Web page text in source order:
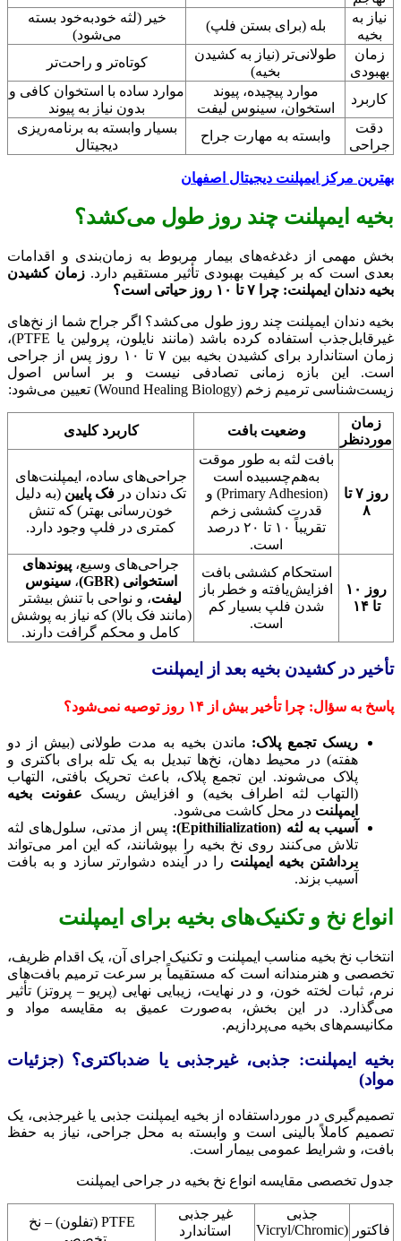
نیاز به
بخیه
بله (برای بستن فلپ)
خیر (لثه خودبه‌خود بسته
می‌شود)
زمان
بهبودی
طولانی‌تر (نیاز به کشیدن
بخیه)
کوتاه‌تر و راحت‌تر
کاربرد
موارد پیچیده، پیوند
استخوان، سینوس لیفت
موارد ساده با استخوان کافی و
بدون نیاز به پیوند
دقت
جراحی
وابسته به مهارت جراح
بسیار وابسته به برنامه‌ریزی
دیجیتال
بهترین مرکز ایمپلنت دیجیتال اصفهان
بخیه ایمپلنت چند روز طول می‌کشد؟
بخش مهمی از دغدغه‌های بیمار مربوط به زمان‌بندی و اقدامات
بعدی است که بر کیفیت بهبودی تأثیر مستقیم دارد. زمان کشیدن
بخیه دندان ایمپلنت: چرا ۷ تا ۱۰ روز حیاتی است؟
بخیه دندان ایمپلنت چند روز طول می‌کشد؟ اگر جراح شما از نخ‌های
غیرقابل‌جذب استفاده کرده باشد (مانند نایلون، پرولین یا PTFE)،
زمان استاندارد برای کشیدن بخیه بین ۷ تا ۱۰ روز پس از جراحی
است. این بازه زمانی تصادفی نیست و بر اساس اصول
زیست‌شناسی ترمیم زخم (Wound Healing Biology) تعیین می‌شود:
زمان
موردنظر
وضعیت بافت کاربرد کلیدی
روز ۷ تا
۸
بافت لثه به طور موقت
به‌هم‌چسبیده است
(Primary Adhesion) و
قدرت کششی زخم
تقریباً ۱۰ تا ۲۰ درصد
است.
جراحی‌های ساده، ایمپلنت‌های
تک دندان در فک پایین (به دلیل
خون‌رسانی بهتر) که تنش
کمتری در فلپ وجود دارد.
روز ۱۰
تا ۱۴
استحکام کششی بافت
افزایش‌یافته و خطر باز
شدن فلپ بسیار کم
است.
جراحی‌های وسیع، پیوندهای
استخوانی (GBR)
،سینوس
لیفت، و نواحی با تنش بیشتر
(مانند فک بالا) که نیاز به پوشش
کامل و محکم گرافت دارند.
تأخیر در کشیدن بخیه بعد از ایمپلنت
پاسخ به سؤال: چرا تأخیر بیش از ۱۴ روز توصیه نمی‌شود؟
ریسک تجمع پلاک: ماندن بخیه به مدت طولانی (بیش از دو
هفته) در محیط دهان، نخ‌ها تبدیل به یک تله برای باکتری و
پلاک می‌شوند. این تجمع پلاک، باعث تحریک بافتی، التهاب
(التهاب لثه اطراف بخیه) و افزایش ریسک عفونت بخیه
ایمپلنت در محل کاشت می‌شود.
آسیب به لثه (Epithilialization):
پس از مدتی، سلول‌های لثه
تلاش می‌کنند روی نخ بخیه را بپوشانند، که این امر می‌تواند
برداشتن بخیه ایمپلنت را در آینده دشوارتر سازد و به بافت
آسیب بزند.
انواع نخ و تکنیک‌های بخیه برای ایمپلنت
انتخاب نخ بخیه مناسب ایمپلنت و تکنیک اجرای آن، یک اقدام ظریف،
تخصصی و هنرمندانه است که مستقیماً بر سرعت ترمیم بافت‌های
نرم، ثبات لخته خون، و در نهایت، زیبایی نهایی (پریو – پروتز) تأثیر
می‌گذارد. در این بخش، به‌صورت عمیق به مقایسه مواد و
مکانیسم‌های بخیه می‌پردازیم.
بخیه ایمپلنت: جذبی، غیرجذبی یا ضدباکتری؟ (جزئیات
مواد)
تصمیم‌گیری در مورداستفاده از بخیه ایمپلنت جذبی یا غیرجذبی، یک
تصمیم کاملاً بالینی است و وابسته به محل جراحی، نیاز به حفظ
بافت، و شرایط عمومی بیمار است.
جدول تخصصی مقایسه انواع نخ بخیه در جراحی ایمپلنت
فاکتور
جذبی
(Vicryl/Chromic
غیر جذبی
استاندارد
PTFE (تفلون) – نخ